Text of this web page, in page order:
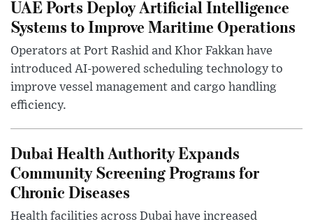
UAE Ports Deploy Artificial Intelligence
Systems to Improve Maritime Operations
Operators at Port Rashid and Khor Fakkan have
introduced AI-powered scheduling technology to
improve vessel management and cargo handling
efficiency.
Dubai Health Authority Expands
Community Screening Programs for
Chronic Diseases
Health facilities across Dubai have increased